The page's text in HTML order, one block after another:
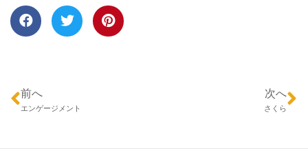
前へ
エンゲージメント
次へ
さくら